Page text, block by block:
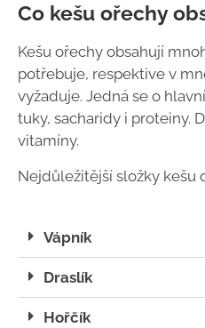
Co kešu ořechy
Kešu ořechy obsahují
potřebuje, respektive v
vyžaduje. Jedná se o
tuky, sacharidy i proteiny.
vitamíny.
Nejdůležitější složky kešu
Vápník
Draslík
Hořčík